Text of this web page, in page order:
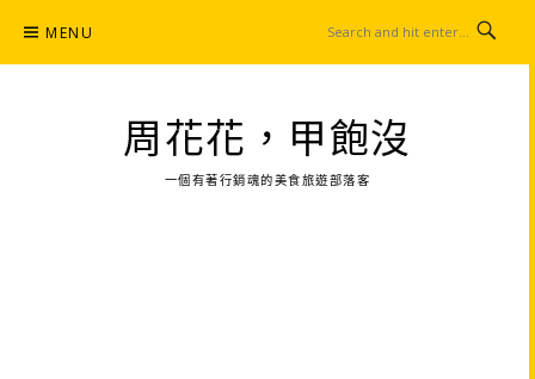
content
MENU
周花花，甲飽沒
一個有著行銷魂的美食旅遊部落客